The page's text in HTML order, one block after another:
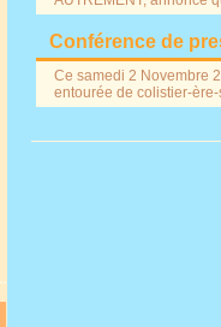
Conférence de
Ce samedi 2 Novembre
entourée de colistier-